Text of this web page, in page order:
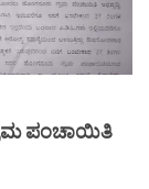
ಪಂಚಾಯಿತಿ